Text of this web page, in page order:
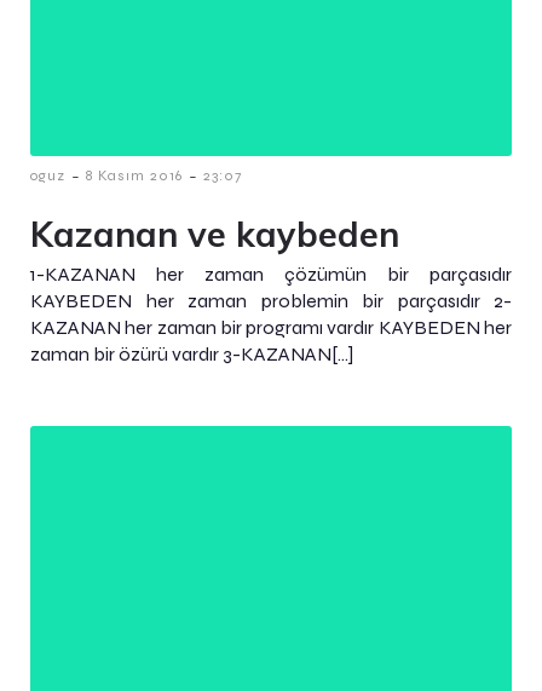
oguz - 8 Kasım 2016 - 23:07
Kazanan ve kaybeden
1-KAZANAN her zaman çözümün bir parçasıdır
KAYBEDEN her zaman problemin bir parçasıdır 2-
KAZANAN her zaman bir programı vardır KAYBEDEN her
zaman bir özürü vardır 3-KAZANAN[…]